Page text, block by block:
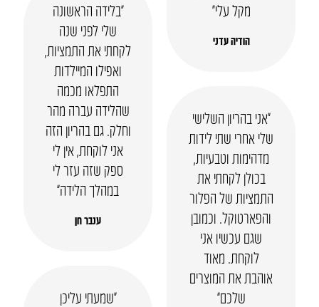
מקל עלי״
הודיה עדני
“בלידה הראשונה
שלי לפני שנה
לקחתי את התמציות,
ואפילו המיילדות
התפלאו מכמה
שהלידה עברה מהר
וחלק. גם בהריון הזה
אני לוקחת, אין לי
ספק שזה עזר לי
במהלך הלידה”
ענבר חן
“אני בהריון השלישי
שלי אחרי שתי לידות
מדהימות וטבעיות,
בכולן לקחתי את
התמציות של הפלור
והפארטוקל. וכמובן
שגם עכשיו אני
לוקחת. מאוד
אוהבת את המוצרים
שלכם”
“שמעתי עליכן